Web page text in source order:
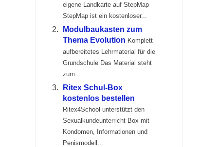
eigene Landkarte auf StepMap
StepMap ist ein kostenloser...
Modulbaukasten zum
Thema Evolution Komplett
aufbereitetes Lehrmaterial für die
Grundschule Das Material steht
zum...
Ritex Schul-Box
kostenlos bestellen
Ritex4School unterstützt den
Sexualkundeunterricht Box mit
Kondomen, Informationen und
Penismodell...